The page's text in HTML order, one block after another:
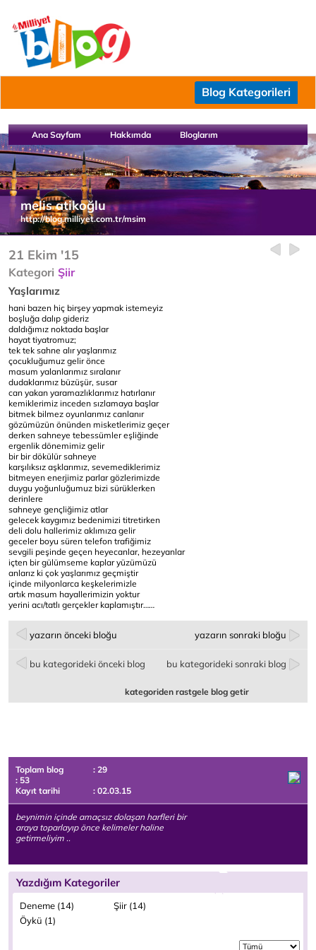
Blog Kategorileri
Ana Sayfam Hakkımda Bloglarım
melis atikoğlu
http://blog.milliyet.com.tr/msim
21 Ekim '15
Kategori Şiir
Yaşlarımız
hani bazen hiç birşey yapmak istemeyiz
boşluğa dalıp gideriz
daldığımız noktada başlar
hayat tiyatromuz;
tek tek sahne alır yaşlarımız
çocukluğumuz gelir önce
masum yalanlarımız sıralanır
dudaklarımız büzüşür, susar
can yakan yaramazlıklarımız hatırlanır
kemiklerimiz inceden sızlamaya başlar
bitmek bilmez oyunlarımız canlanır
gözümüzün önünden misketlerimiz geçer
derken sahneye tebessümler eşliğinde
ergenlik dönemimiz gelir
bir bir dökülür sahneye
karşılıksız aşklarımız, sevemediklerimiz
bitmeyen enerjimiz parlar gözlerimizde
duygu yoğunluğumuz bizi sürüklerken
derinlere
sahneye gençliğimiz atlar
gelecek kaygımız bedenimizi titretirken
deli dolu hallerimiz aklımıza gelir
geceler boyu süren telefon trafiğimiz
sevgili peşinde geçen heyecanlar, hezeyanlar
içten bir gülümseme kaplar yüzümüzü
anlarız ki çok yaşlarımız geçmiştir
içinde milyonlarca keşkelerimizle
artık masum hayallerimizin yoktur
yerini acı/tatlı gerçekler kaplamıştır……
yazarın önceki bloğu yazarın sonraki bloğu
bu kategorideki önceki blog bu kategorideki sonraki blog
kategoriden rastgele blog getir
Toplam blog
: 29
: 53
Kayıt tarihi
: 02.03.15
beynimin içinde amaçsız dolaşan harfleri bir
araya toparlayıp önce kelimeler haline
getirmeliyim ..
Yazdığım Kategoriler
Deneme (14)
Şiir (14)
Öykü (1)